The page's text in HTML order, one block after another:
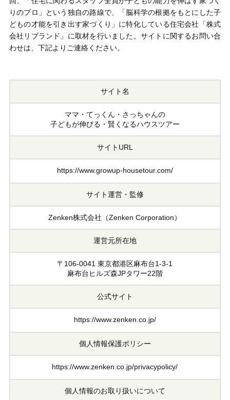
りのプロ」という独自の路線で、「脳科学の根拠をもとにした子
どもの才能を引き出す家づくり」に特化している住宅会社「株式
会社リブランド」に取材を行いました。サイトに関するお問い合
わせは、下記よりご連絡ください。
サイト名
ママ・てっくん・さっちゃんの
子どもが伸びる・賢くなるハウスツアー
サイトURL
https://www.growup-housetour.com/
サイト運営・監修
Zenken株式会社（Zenken Corporation）
運営元所在地
〒106-0041 東京都港区麻布台1-3-1
麻布台ヒルズ森JPタワー22階
公式サイト
https://www.zenken.co.jp/
個人情報保護ポリシー
https://www.zenken.co.jp/privacypolicy/
個人情報のお取り扱いについて